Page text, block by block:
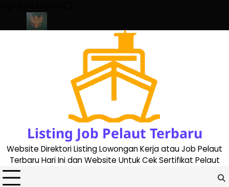
content
Listing Job Pelaut Terbaru
Website Direktori Listing Lowongan Kerja atau Job Pelaut
Terbaru Hari Ini dan Website Untuk Cek Sertifikat Pelaut